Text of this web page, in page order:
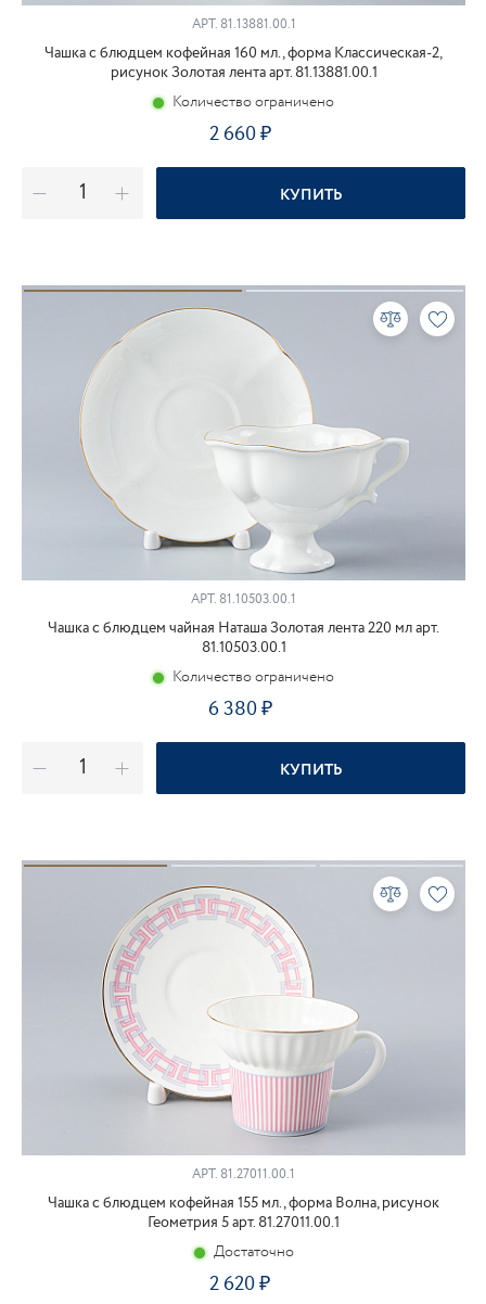
АРТ.81.13881.00.1
Чашка с блюдцем кофейная 160 мл., форма Классическая-2,
рисунок Золотая лента арт. 81.13881.00.1
Количество ограничено
2 660
КУПИТЬ
АРТ. 81.10503.00.1
Чашка с блюдцем чайная Наташа Золотая лента 220 мл арт.
81.10503.00.1
Количество ограничено
6 380
КУПИТЬ
АРТ. 81.27011.00.1
Чашка с блюдцем кофейная 155 мл., форма Волна, рисунок
Геометрия 5 арт. 81.27011.00.1
Достаточно
2 620